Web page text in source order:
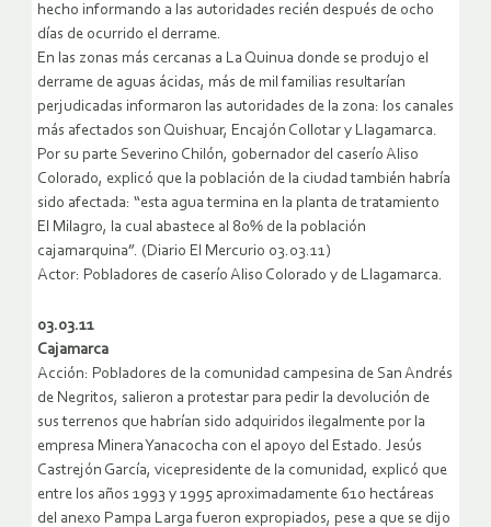
hecho informando a las autoridades recién después de ocho
días de ocurrido el derrame.
En las zonas más cercanas a La Quinua donde se produjo el
derrame de aguas ácidas, más de mil familias resultarían
perjudicadas informaron las autoridades de la zona: los canales
más afectados son Quishuar, Encajón Collotar y Llagamarca.
Por su parte Severino Chilón, gobernador del caserío Aliso
Colorado, explicó que la población de la ciudad también habría
sido afectada: “esta agua termina en la planta de tratamiento
El Milagro, la cual abastece al 80% de la población
cajamarquina”. (Diario El Mercurio 03.03.11)
Actor: Pobladores de caserío Aliso Colorado y de Llagamarca.
03.03.11
Cajamarca
Acción: Pobladores de la comunidad campesina de San Andrés
de Negritos, salieron a protestar para pedir la devolución de
sus terrenos que habrían sido adquiridos ilegalmente por la
empresa Minera Yanacocha con el apoyo del Estado. Jesús
Castrejón García, vicepresidente de la comunidad, explicó que
entre los años 1993 y 1995 aproximadamente 610 hectáreas
del anexo Pampa Larga fueron expropiados, pese a que se dijo